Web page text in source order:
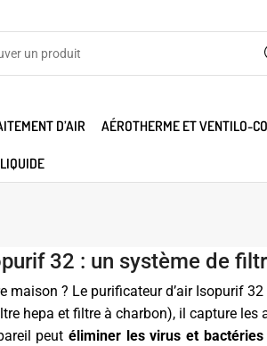
D’AIR AÉROTHERME ET VENTILO-
LIQUIDE
32 : un système de
maison ? Le purificateur d’air Isopurif
hepa et filtre à charbon), il capture
peut éliminer les virus et bactéries